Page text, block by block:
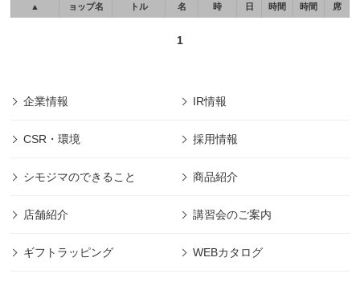
▲
ョップ名
トル
名
時
日
時間
時間
席
1
企業情報 IR情報
CSR・環境 採用情報
シモジマのできること 商品紹介
店舗紹介 講習会のご案内
ギフトラッピング WEBカタログ